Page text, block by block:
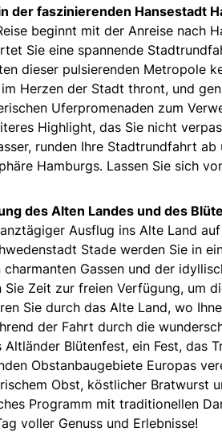
der faszinierenden Hansestadt
beginnt mit der Anreise nach
Sie eine spannende
dieser pulsierenden Metropole
Herzen der Stadt thront, und
Uferpromenaden zum
Highlight, das Sie nicht
runden Ihre Stadtrundfahrt
Hamburgs. Lassen Sie sich
des Alten Landes und des
Ausflug ins Alte Land
Stade werden Sie in
Gassen und der
Sie Zeit zur freien Verfügung, um
Sie durch das Alte Land, wo
der Fahrt durch die
Altländer Blütenfest, ein Fest, das
Obstanbaugebiete Europas
Obst, köstlicher Bratwurst
Programm mit traditionellen
voller Genuss und Erlebnisse!